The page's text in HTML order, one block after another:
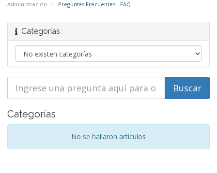
Administración Preguntas Frecuentes - FAQ
Categorías
Categorías
No se hallaron artículos